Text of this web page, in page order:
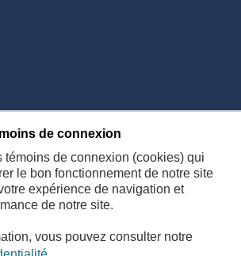
de connexion
témoins de connexion (cookies) qui
le bon fonctionnement de notre site
expérience de navigation et
de notre site.
vous pouvez consulter notre
Plan du site
Consignes de sécurité